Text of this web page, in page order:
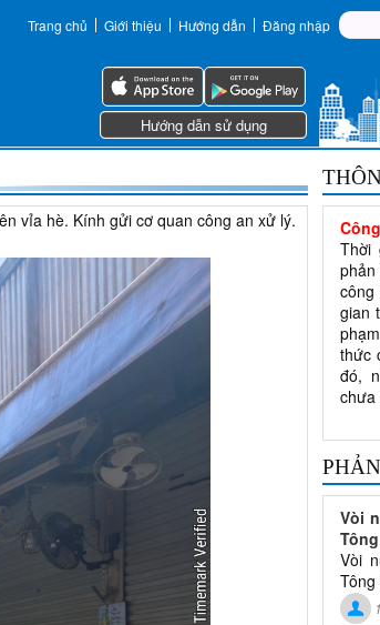
Trang chủ Giới thiệu Hướng dẫn Đăng nhập
Hướng dẫn sử dụng
vỉa hè. Kính gửi cơ quan công an xử lý.
Thời
gian
thức
đó,
chưa
Vòi
Vòi